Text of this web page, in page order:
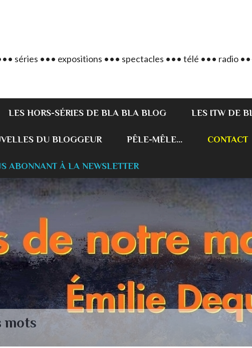
séries ••• expositions ••• spectacles ••• télé ••• radio
LES HORS-SÉRIES DE BLA BLA BLOG LES ITW DE
DU BLOGGEUR PÊLE-MÊLE... CONTACT
ABONNANT À LA NEWSLETTER
••• Fanny Mendelssohn, Das Jahr